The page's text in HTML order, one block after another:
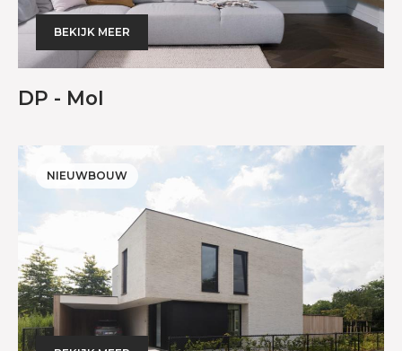
BEKIJK MEER
DP - Mol
NIEUWBOUW